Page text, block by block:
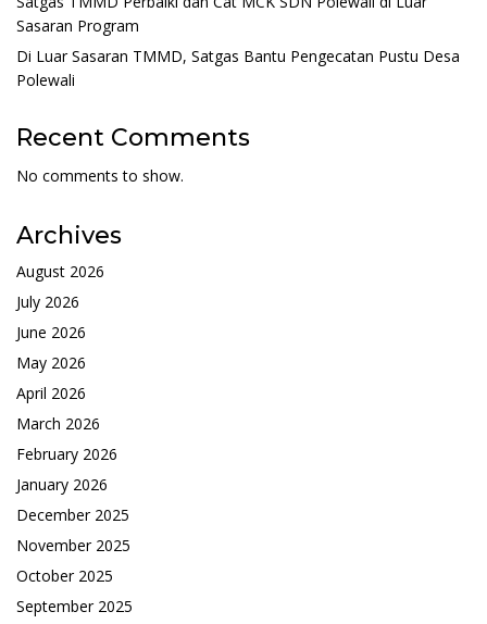
Sasaran Program
Di Luar Sasaran TMMD, Satgas Bantu Pengecatan Pustu Desa
Polewali
Recent Comments
No comments to show.
Archives
August 2026
July 2026
June 2026
May 2026
April 2026
March 2026
February 2026
January 2026
December 2025
November 2025
October 2025
September 2025